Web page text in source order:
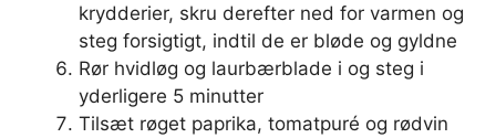
krydderier, skru derefter ned for varmen og
steg forsigtigt, indtil de er bløde og gyldne
Rør hvidløg og laurbærblade i og steg i
yderligere 5 minutter
Tilsæt røget paprika, tomatpuré og rødvin